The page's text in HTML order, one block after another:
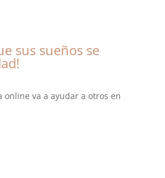
sus sueños se
online va a ayudar a otros en